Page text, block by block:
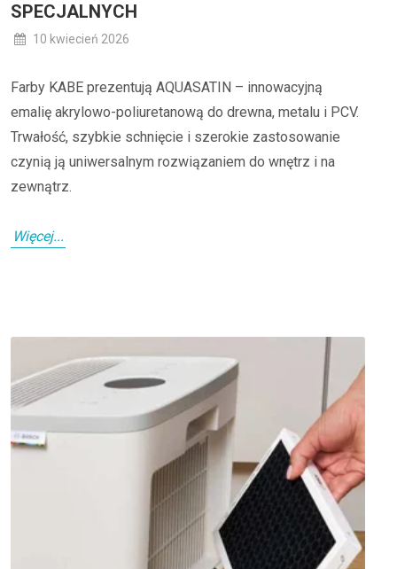
SPECJALNYCH
10 kwiecień 2026
Farby KABE prezentują AQUASATIN – innowacyjną
emalię akrylowo-poliuretanową do drewna, metalu i PCV.
Trwałość, szybkie schnięcie i szerokie zastosowanie
czynią ją uniwersalnym rozwiązaniem do wnętrz i na
zewnątrz.
Więcej...